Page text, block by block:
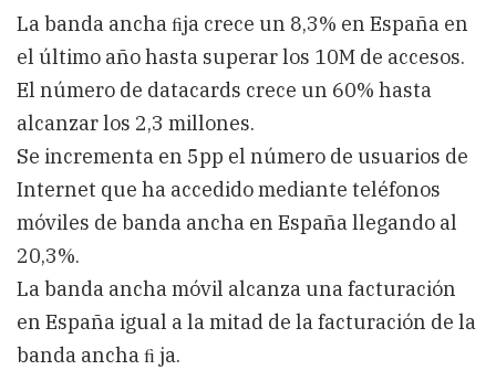
La banda ancha ﬁja crece un 8,3% en España en
el último año hasta superar los 10M de accesos.
El número de datacards crece un 60% hasta
alcanzar los 2,3 millones.
Se incrementa en 5pp el número de usuarios de
Internet que ha accedido mediante teléfonos
móviles de banda ancha en España llegando al
20,3%.
La banda ancha móvil alcanza una facturación
en España igual a la mitad de la facturación de la
banda ancha ﬁ ja.